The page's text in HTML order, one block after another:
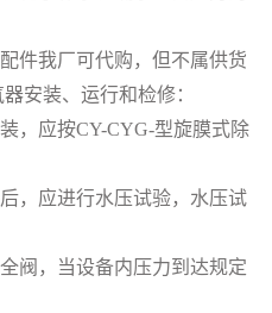
我厂可代购，但不属供货
、运行和检修：
应按CY-CYG-型旋膜式除
应进行水压试验，水压试
，当设备内压力到达规定